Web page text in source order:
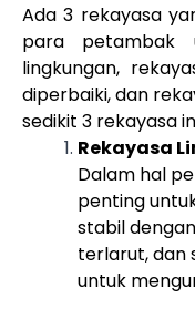
Ada 3 rekayasa
para petambak
lingkungan,
diperbaiki, dan
sedikit 3 rekayasa
Rekayasa
Dalam hal
penting
stabil
terlarut, dan
untuk